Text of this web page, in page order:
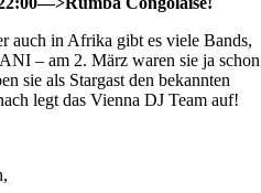
auch in Afrika gibt es viele Bands,
– am 2. März waren sie ja schon
sie als Stargast den bekannten
legt das Vienna DJ Team auf!